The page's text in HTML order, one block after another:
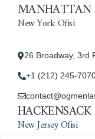
MANHATTAN
New York Ofisi
26 Broadway, 3rd
+1 (212) 245-
HACKENSACK
New Jersey Ofisi